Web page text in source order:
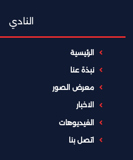
النادي
الرئيسية
نبذة عنا
معرض الصور
الاخبار
الفيديوهات
اتصل بنا